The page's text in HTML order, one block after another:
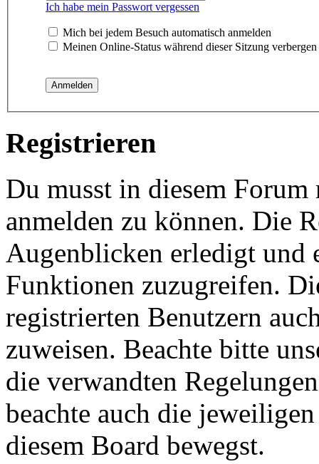
Ich habe mein Passwort vergessen
Mich bei jedem Besuch automatisch anmelden
Meinen Online-Status während dieser Sitzung verbergen
Registrieren
Du musst in diesem
anmelden zu können. Die
Augenblicken erledigt und
Funktionen zuzugreifen.
registrierten Benutzern
zuweisen. Beachte bitte
die verwandten
beachte auch die
diesem Board bewegst.